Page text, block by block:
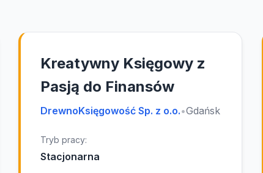
Kreatywny Księgowy z
Pasją do Finansów
DrewnoKsięgowość Sp. z o.o.•Gdańsk
Tryb pracy:
Stacjonarna